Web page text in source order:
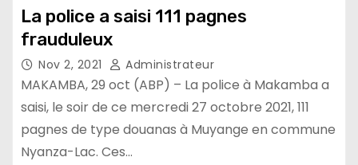
La police a saisi 111 pagnes
frauduleux
Nov 2, 2021 Administrateur
MAKAMBA, 29 oct (ABP) – La police à Makamba a
saisi, le soir de ce mercredi 27 octobre 2021, 111
pagnes de type douanas à Muyange en commune
Nyanza-Lac. Ces…